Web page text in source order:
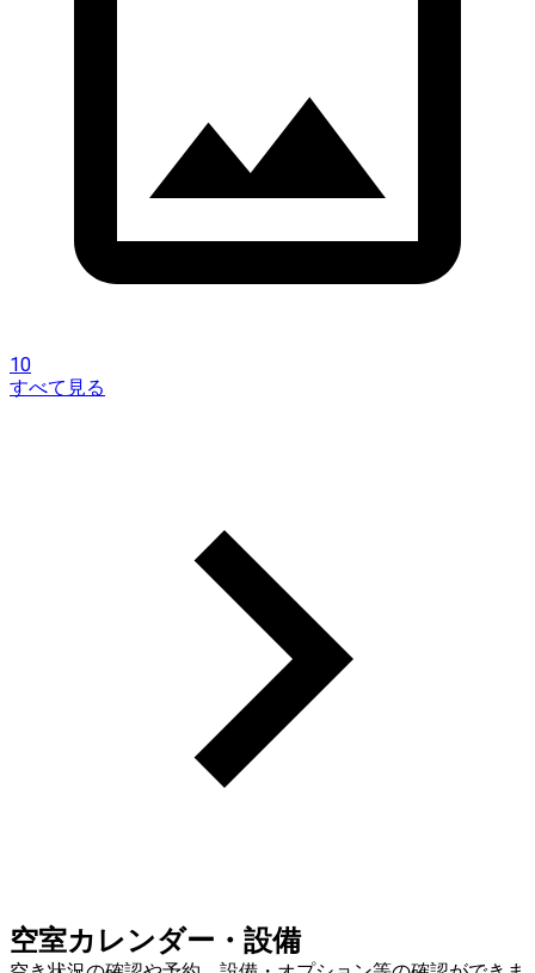
10
すべて見る
空室カレンダー・設備